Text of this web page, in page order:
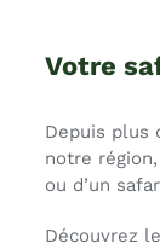
Votre
Depuis plus
notre
ou d’un
Découvrez